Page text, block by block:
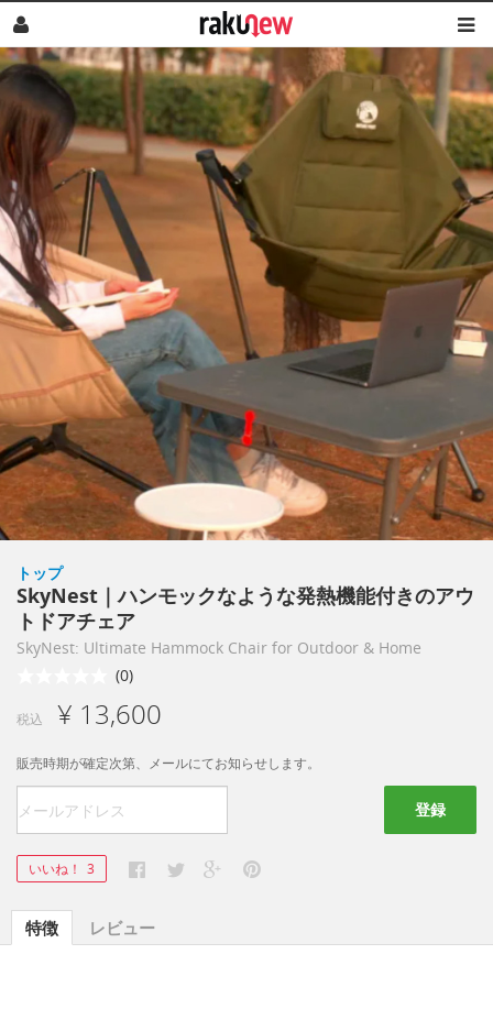
トップ
SkyNest｜ハンモックなような発熱機能付きのアウ
トドアチェア
SkyNest: Ultimate Hammock Chair for Outdoor & Home
(0)
税込 ¥ 13,600
販売時期が確定次第、メールにてお知らせします。
登録
いいね！ 3
特徴 レビュー